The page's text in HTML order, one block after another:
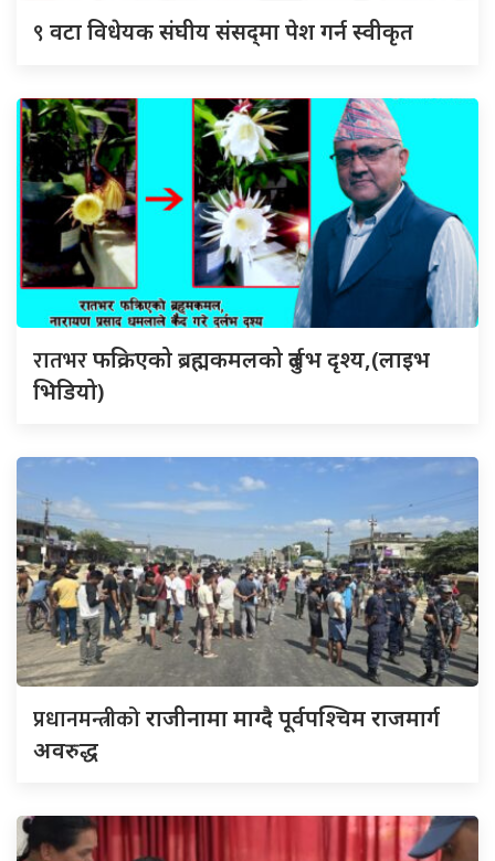
९ वटा विधेयक संघीय संसद्‌मा पेश गर्न स्वीकृत
रातभरफक्रिएको ब्रह्मकमलको दुर्लभ दृश्य,(लाइभ
भिडियो)
प्रधानमन्त्रीकोराजीनामा माग्दै पूर्वपश्चिम राजमार्ग
अवरुद्ध